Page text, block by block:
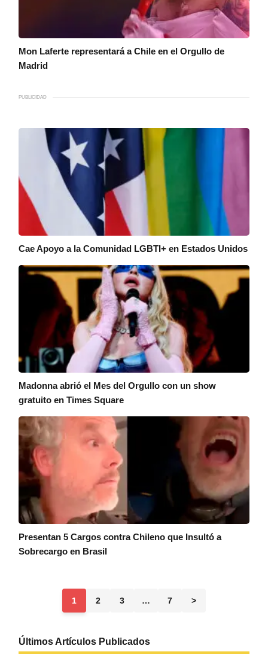
Mon Laferte representará a Chile en el Orgullo de
Madrid
PUBLICIDAD
Cae Apoyo a la Comunidad LGBTI+ en Estados Unidos
Madonna abrió el Mes del Orgullo con un show
gratuito en Times Square
Presentan 5 Cargos contra Chileno que Insultó a
Sobrecargo en Brasil
1 2 3 … 7 >
Últimos Artículos Publicados